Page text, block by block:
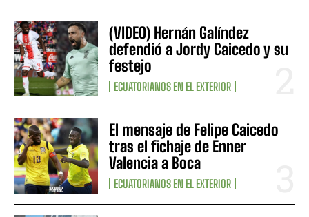
(VIDEO) Hernán Galíndez
defendió a Jordy Caicedo y su
festejo
ECUATORIANOS EN EL EXTERIOR
El mensaje de Felipe Caicedo
tras el fichaje de Enner
Valencia a Boca
ECUATORIANOS EN EL EXTERIOR